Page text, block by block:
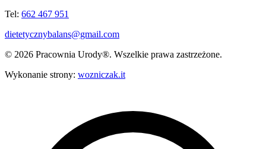
Tel: 662 467 951
dietetycznybalans@gmail.com
© 2026 Pracownia Urody®. Wszelkie prawa zastrzeżone.
Wykonanie strony: wozniczak.it